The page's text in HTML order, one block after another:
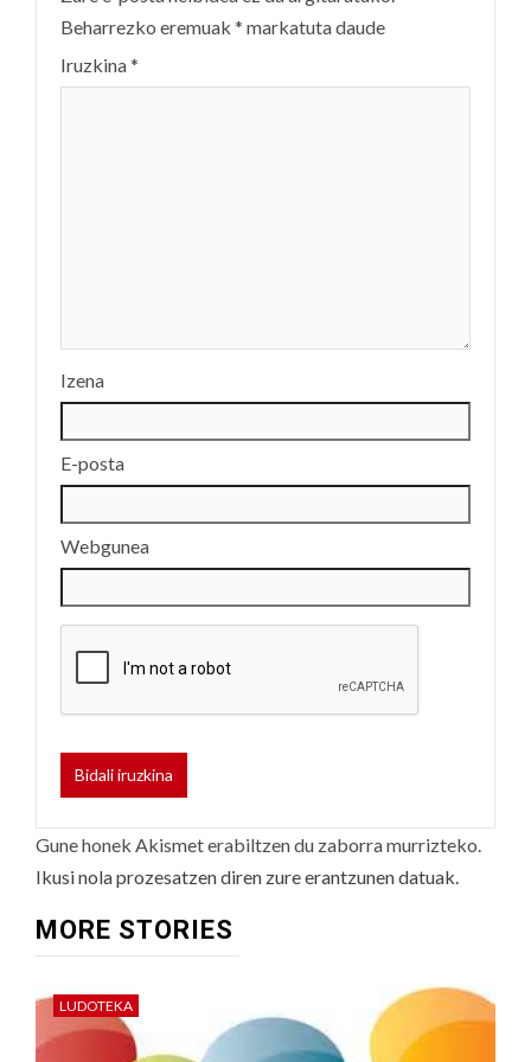
Beharrezko eremuak * markatuta daude
Iruzkina*
Izena
E-posta
Webgunea
Gune honek Akismet erabiltzen du zaborra murrizteko.
Ikusi nola prozesatzen diren zure erantzunen datuak.
MORE STORIES
LUDOTEKA